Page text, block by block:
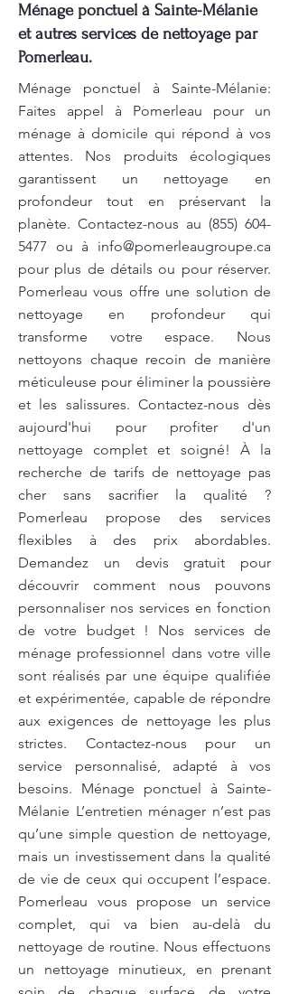
Ménage ponctuel à Sainte-Mélanie
et autres services de nettoyage par
Pomerleau.
Ménage ponctuel à Sainte-Mélanie:
Faites appel à Pomerleau pour un
ménage à domicile qui répond à vos
attentes. Nos produits écologiques
garantissent un nettoyage en
profondeur tout en préservant la
planète. Contactez-nous au (855) 604-
5477 ou à info@pomerleaugroupe.ca
pour plus de détails ou pour réserver.
Pomerleau vous offre une solution de
nettoyage en profondeur qui
transforme votre espace. Nous
nettoyons chaque recoin de manière
méticuleuse pour éliminer la poussière
et les salissures. Contactez-nous dès
aujourd'hui pour profiter d'un
nettoyage complet et soigné! À la
recherche de tarifs de nettoyage pas
cher sans sacrifier la qualité ?
Pomerleau propose des services
flexibles à des prix abordables.
Demandez un devis gratuit pour
découvrir comment nous pouvons
personnaliser nos services en fonction
de votre budget ! Nos services de
ménage professionnel dans votre ville
sont réalisés par une équipe qualifiée
et expérimentée, capable de répondre
aux exigences de nettoyage les plus
strictes. Contactez-nous pour un
service personnalisé, adapté à vos
besoins. Ménage ponctuel à Sainte-
Mélanie L’entretien ménager n’est pas
qu’une simple question de nettoyage,
mais un investissement dans la qualité
de vie de ceux qui occupent l’espace.
Pomerleau vous propose un service
complet, qui va bien au-delà du
nettoyage de routine. Nous effectuons
un nettoyage minutieux, en prenant